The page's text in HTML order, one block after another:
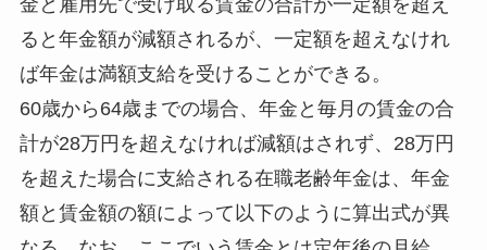
ると年金額が減額されるが、一定額を超えなけれ
ば年金は満額支給を受けることができる。
60歳から64歳までの場合、年金と毎月の賃金の合
計が28万円を超えなければ減額はされず、28万円
を超えた場合に支給される在職老齢年金は、年金
額と賃金額の額によって以下のように算出式が異